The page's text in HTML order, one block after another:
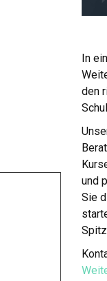
In
den
und
Sie